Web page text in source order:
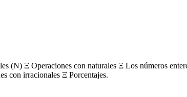
(N) Ξ Operaciones con naturales Ξ Los números
con irracionales Ξ Porcentajes.